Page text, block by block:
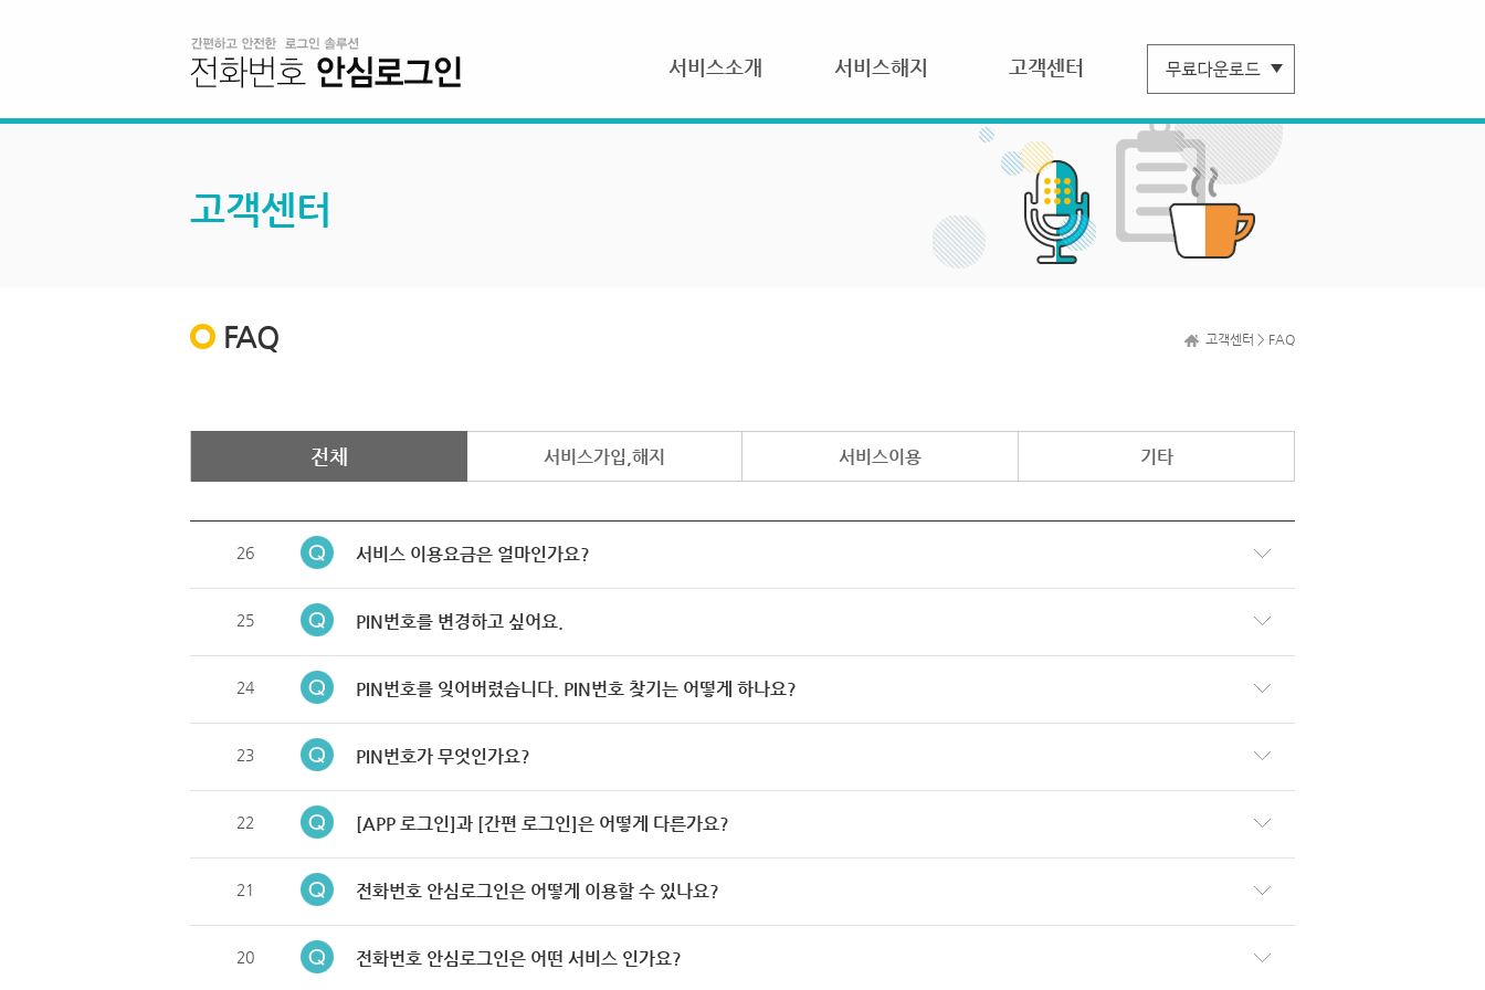
서비스소개 서비스해지 고객센터
고객센터
FAQ 고객센터 > FAQ
전체 서비스가입,해지 서비스이용 기타
26 서비스 이용요금은 얼마인가요?
25 PIN번호를 변경하고 싶어요.
24 PIN번호를 잊어버렸습니다. PIN번호 찾기는 어떻게 하나요?
23 PIN번호가 무엇인가요?
22 [APP 로그인]과 [간편 로그인]은 어떻게 다른가요?
21 전화번호 안심로그인은 어떻게 이용할 수 있나요?
20 전화번호 안심로그인은 어떤 서비스 인가요?